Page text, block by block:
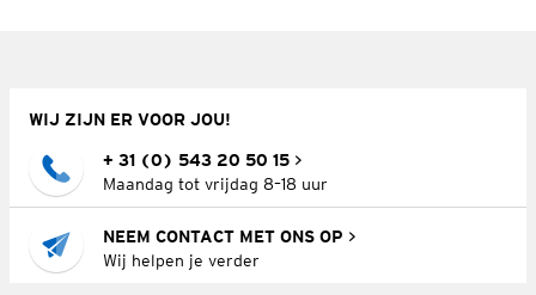
WIJ ZIJN ER VOOR JOU!
+ 31 (0) 543 20 50 15
Maandag tot vrijdag 8–18 uur
NEEM CONTACT MET ONS OP
Wij helpen je verder